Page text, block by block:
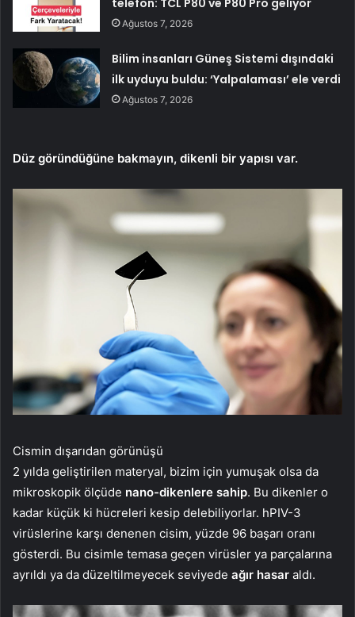
Ağustos 7, 2026
Bilim insanları Güneş Sistemi dışındaki
ilk uyduyu buldu: ‘Yalpalaması’ ele verdi
Ağustos 7, 2026
Düz göründüğüne bakmayın, dikenli bir yapısı var.
Cismin dışarıdan görünüşü
2 yılda geliştirilen materyal, bizim için yumuşak olsa da
mikroskopik ölçüde nano-dikenlere sahip. Bu dikenler o
kadar küçük ki hücreleri kesip delebiliyorlar. hPIV-3
virüslerine karşı denenen cisim, yüzde 96 başarı oranı
gösterdi. Bu cisimle temasa geçen virüsler ya parçalarına
ayrıldı ya da düzeltilmeyecek seviyede ağır hasar aldı.